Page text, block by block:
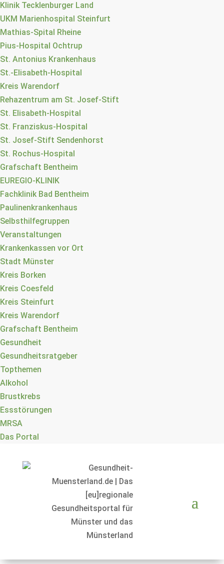
Klinik Tecklenburger Land
UKM Marienhospital Steinfurt
Mathias-Spital Rheine
Pius-Hospital Ochtrup
St. Antonius Krankenhaus
St.-Elisabeth-Hospital
Kreis Warendorf
Rehazentrum am St. Josef-Stift
St. Elisabeth-Hospital
St. Franziskus-Hospital
St. Josef-Stift Sendenhorst
St. Rochus-Hospital
Grafschaft Bentheim
EUREGIO-KLINIK
Fachklinik Bad Bentheim
Paulinenkrankenhaus
Selbsthilfegruppen
Veranstaltungen
Krankenkassen vor Ort
Stadt Münster
Kreis Borken
Kreis Coesfeld
Kreis Steinfurt
Kreis Warendorf
Grafschaft Bentheim
Gesundheit
Gesundheitsratgeber
Topthemen
Alkohol
Brustkrebs
Essstörungen
MRSA
Das Portal